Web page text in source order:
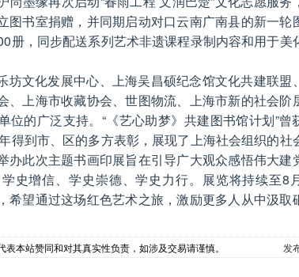
图书室捐赠，并同期启动对口云南广南县的新一轮
册，同步配送系列艺术非遗课程录制内容和用于美
坊文化发展中心、上海吴昌硕纪念馆文化共建联盟
、上海市收藏协会、世图物流、上海市新的社会阶
位的广泛支持。“《艺心助梦》共建图书馆计划”曾
得到市、区的多方表彰，展现了上海社会组织的社
办此次主题书画印展旨在引导广大观众感悟伟大建
史增信、学史崇德、学史力行。展览将持续至8
希望通过这场红色艺术之旅，激励更多人从中汲取
本站赞同和对其真实性负责，如涉及交易请谨慎。 发